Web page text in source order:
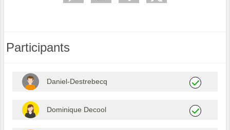
Participants
Daniel-Destrebecq
Dominique Decool